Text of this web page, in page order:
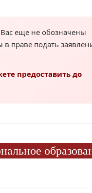
еще не обозначены
праве подать
предоставить до